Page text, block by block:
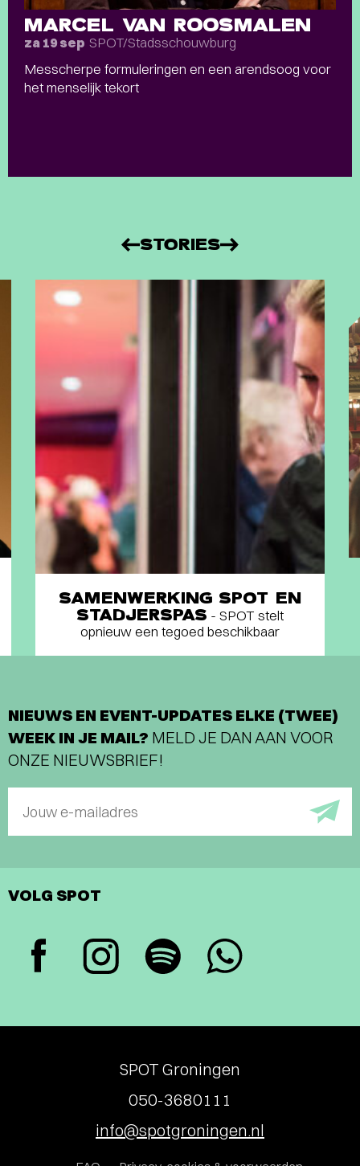
MARCEL VAN ROOSMALEN
za 19 sep SPOT/Stadsschouwburg
Messcherpe formuleringen en een arendsoog voor
het menselijk tekort
STORIES
SAMENWERKING SPOT EN
STADJERSPAS - SPOT stelt
opnieuw een tegoed beschikbaar
NIEUWS EN EVENT-UPDATES ELKE (TWEE)
WEEK IN JE MAIL? MELD JE DAN AAN VOOR
ONZE NIEUWSBRIEF!
Jouw e-mailadres
VOLG SPOT
SPOT Groningen
050-3680111
info@spotgroningen.nl